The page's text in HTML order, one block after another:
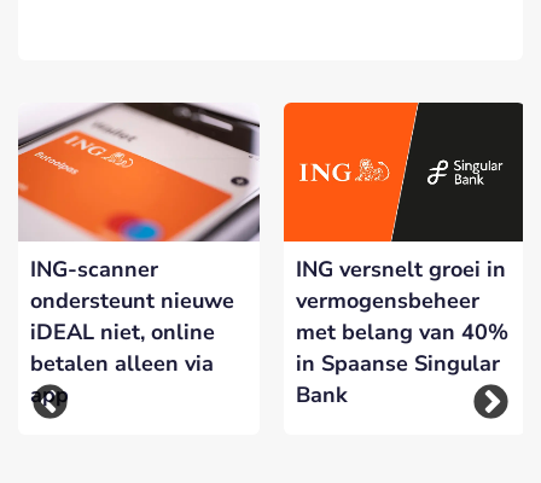
ING-scanner
ondersteunt nieuwe
iDEAL niet, online
betalen alleen via
app
ING versnelt groei in
vermogensbeheer
met belang van 40%
in Spaanse Singular
Bank